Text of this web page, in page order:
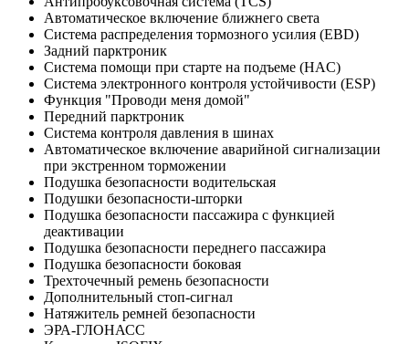
Автоматическое включение ближнего света
Система распределения тормозного усилия (EBD)
Задний парктроник
Система помощи при старте на подъеме (HAC)
Система электронного контроля устойчивости (ESP)
Функция "Проводи меня домой"
Передний парктроник
Система контроля давления в шинах
Автоматическое включение аварийной сигнализации
при экстренном торможении
Подушка безопасности водительская
Подушки безопасности-шторки
Подушка безопасности пассажира с функцией
деактивации
Подушка безопасности переднего пассажира
Подушка безопасности боковая
Трехточечный ремень безопасности
Дополнительный стоп-сигнал
Натяжитель ремней безопасности
ЭРА-ГЛОНАСС